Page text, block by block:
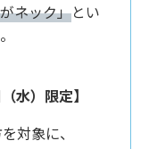
ネック」とい
水）限定】
対象に、